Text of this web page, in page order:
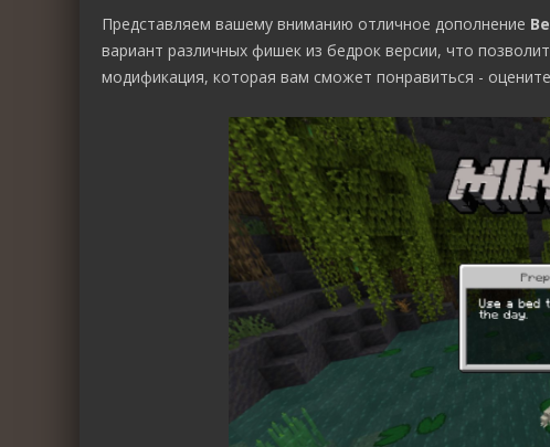
Представляем вашему вниманию отличное дополнение
вариант различных фишек из бедрок версии, что
модификация, которая вам сможет понравиться -